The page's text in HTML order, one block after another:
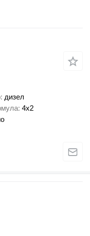
дизел
4x2